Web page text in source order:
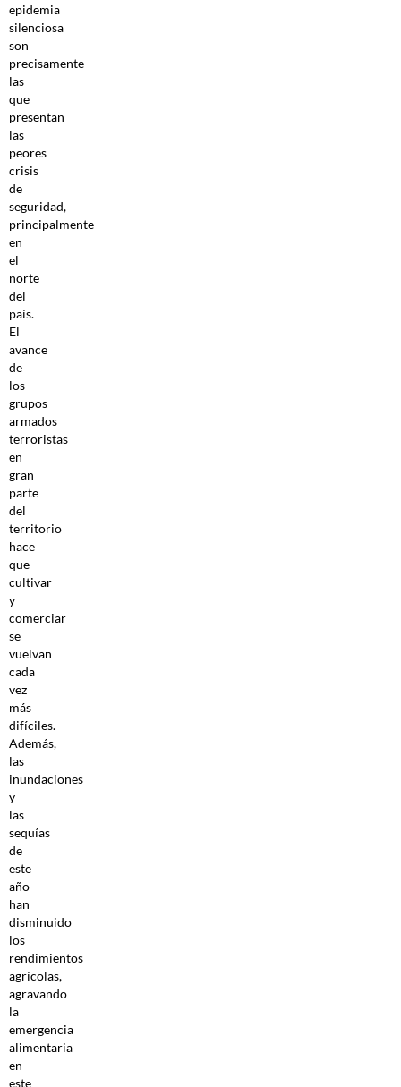
epidemia
silenciosa
son
precisamente
las
que
presentan
las
peores
crisis
de
seguridad,
principalmente
en
el
norte
del
país.
El
avance
de
los
grupos
armados
terroristas
en
gran
parte
del
territorio
hace
que
cultivar
y
comerciar
se
vuelvan
cada
vez
más
difíciles.
Además,
las
inundaciones
y
las
sequías
de
este
año
han
disminuido
los
rendimientos
agrícolas,
agravando
la
emergencia
alimentaria
en
este